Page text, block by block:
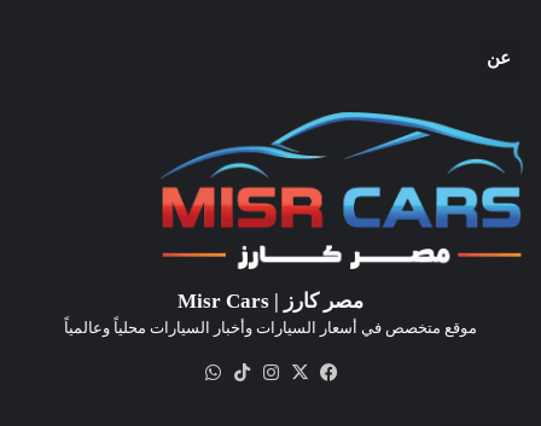
عن
مصر كارز | Misr Cars
موقع متخصص في أسعار السيارات وأخبار السيارات محلياً وعالمياً
فيسبوك
‫X انستقرام‫TikTok